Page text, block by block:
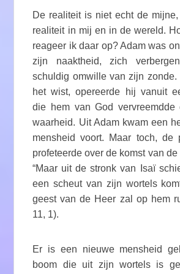
De realiteit is niet echt de
realiteit in mij en in de wereld.
reageer ik daar op? Adam was
zijn naaktheid, zich
schuldig omwille van zijn zonde.
het wist, opereerde hij vanuit
die hem van God
waarheid. Uit Adam kwam een
mensheid voort. Maar toch, de
profeteerde over de komst van
“Maar uit de stronk van Isaï
een scheut van zijn wortels
geest van de Heer zal op hem
11, 1).
Er is een nieuwe mensheid
boom die uit zijn wortels is